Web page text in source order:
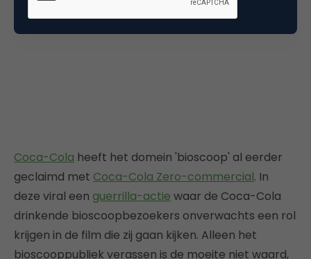
Coca-Cola heeft het domein 'bioscoop' al eerder
geclaimd met Coca-Cola Zero-commercial. In
deze viral een guerrilla-actie waar de Coca-Cola
drinkende bioscoopbezoekers onverwachts een rol
krijgen in de film die zij gaan kijken. Alleen het
bioscooppubliek verassen is de moeite niet waard,